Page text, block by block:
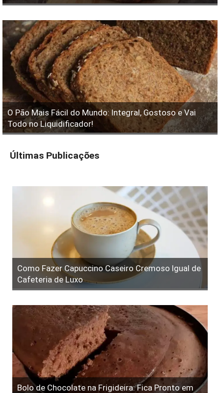
O Pão Mais Fácil do Mundo: Integral, Gostoso e Vai
Todo no Liquidificador!
Últimas Publicações
Como Fazer Capuccino Caseiro Cremoso Igual de
Cafeteria de Luxo
Bolo de Chocolate na Frigideira: Fica Pronto em